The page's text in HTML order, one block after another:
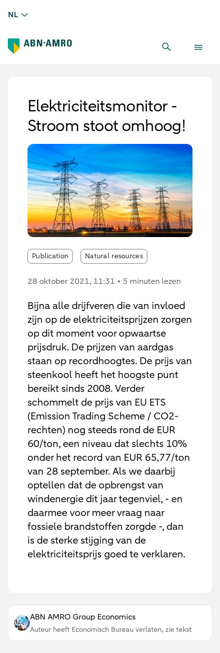
NL
Elektriciteitsmonitor -
Stroom stoot omhoog!
Publication Natural resources
28 oktober 2021, 11:31 5 minuten lezen
Bijna alle drijfveren die van invloed
zijn op de elektriciteitsprijzen zorgen
op dit moment voor opwaartse
prijsdruk. De prijzen van aardgas
staan op recordhoogtes. De prijs van
steenkool heeft het hoogste punt
bereikt sinds 2008. Verder
schommelt de prijs van EU ETS
(Emission Trading Scheme / CO2-
rechten) nog steeds rond de EUR
60/ton, een niveau dat slechts 10%
onder het record van EUR 65,77/ton
van 28 september. Als we daarbij
optellen dat de opbrengst van
windenergie dit jaar tegenviel, - en
daarmee voor meer vraag naar
fossiele brandstoffen zorgde -, dan
is de sterke stijging van de
elektriciteitsprijs goed te verklaren.
ABN AMRO Group Economics
Auteur heeft Economisch Bureau verlaten, zie tekst